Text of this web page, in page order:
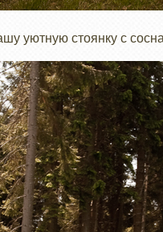
уютную стоянку с